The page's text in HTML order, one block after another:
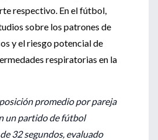
respectivo. En el fútbol,
sobre los patrones de
y el riesgo potencial de
respiratorias en la
promedio por pareja
un partido de fútbol
32 segundos, evaluado